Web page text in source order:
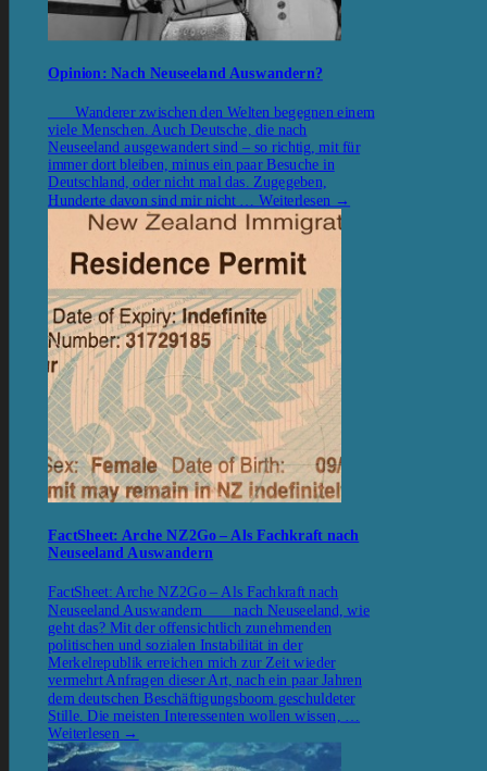
Opinion: Nach Neuseeland Auswandern?
Wanderer zwischen den Welten begegnen einem
viele Menschen. Auch Deutsche, die nach
Neuseeland ausgewandert sind – so richtig, mit für
immer dort bleiben, minus ein paar Besuche in
Deutschland, oder nicht mal das. Zugegeben,
Hunderte davon sind mir nicht …Weiterlesen →
FactSheet: Arche NZ2Go – Als Fachkraft nach
Neuseeland Auswandern
FactSheet: Arche NZ2Go – Als Fachkraft nach
Neuseeland Auswandern nach Neuseeland, wie
geht das? Mit der offensichtlich zunehmenden
politischen und sozialen Instabilität in der
Merkelrepublik erreichen mich zur Zeit wieder
vermehrt Anfragen dieser Art, nach ein paar Jahren
dem deutschen Beschäftigungsboom geschuldeter
Stille. Die meisten Interessenten wollen wissen, …
Weiterlesen →